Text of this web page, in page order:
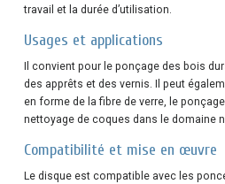
travail et la durée d’utilisation.
Usages et applications
Il convient pour le ponçage des bois
des apprêts et des vernis. Il peut
en forme de la fibre de verre, le
nettoyage de coques dans le domaine
Compatibilité et mise en œuvre
Le disque est compatible avec les